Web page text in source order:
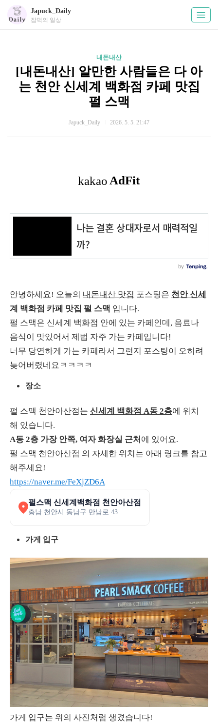
Japuck_Daily
잡덕의 일상
내돈내산
[내돈내산] 알만한 사람들은 다 아
는 천안 신세계 백화점 카페 맛집
펄 스맥
Japuck_Daily 2026. 5. 5. 21:47
안녕하세요! 오늘의 내돈내산 맛집 포스팅은 천안 신세
계 백화점 카페 맛집 펄 스맥 입니다.
펄 스맥은 신세계 백화점 안에 있는 카페인데, 음료나
음식이 맛있어서 제법 자주 가는 카페입니다!
너무 당연하게 가는 카페라서 그런지 포스팅이 오히려
늦어버렸네요ㅋㅋㅋㅋ
장소
펄 스맥 천안아산점는 신세계 백화점 A동 2층에 위치
해 있습니다.
A동 2층 가장 안쪽, 여자 화장실 근처 에 있어요.
펄 스맥 천안아산점 의 자세한 위치는 아래 링크를 참고
해주세요!
https://naver.me/FeXjZD6A
펄스맥 신세계백화점 천안아산점
충남 천안시 동남구 만남로 43
가게 입구
가게 입구는 위의 사진처럼 생겼습니다!